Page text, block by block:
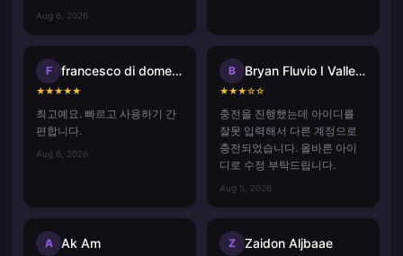
Aug 6, 2026
F francesco di domenico
★★★★★
최고예요. 빠르고 사용하기 간
편합니다.
Aug 6, 2026
B Bryan Fluvio I Vallecer
★★★☆☆
충전을 진행했는데 아이디를
잘못 입력해서 다른 계정으로
충전되었습니다. 올바른 아이
디로 수정 부탁드립니다.
Aug 5, 2026
A Ak Am Z Zaidon Aljbaae